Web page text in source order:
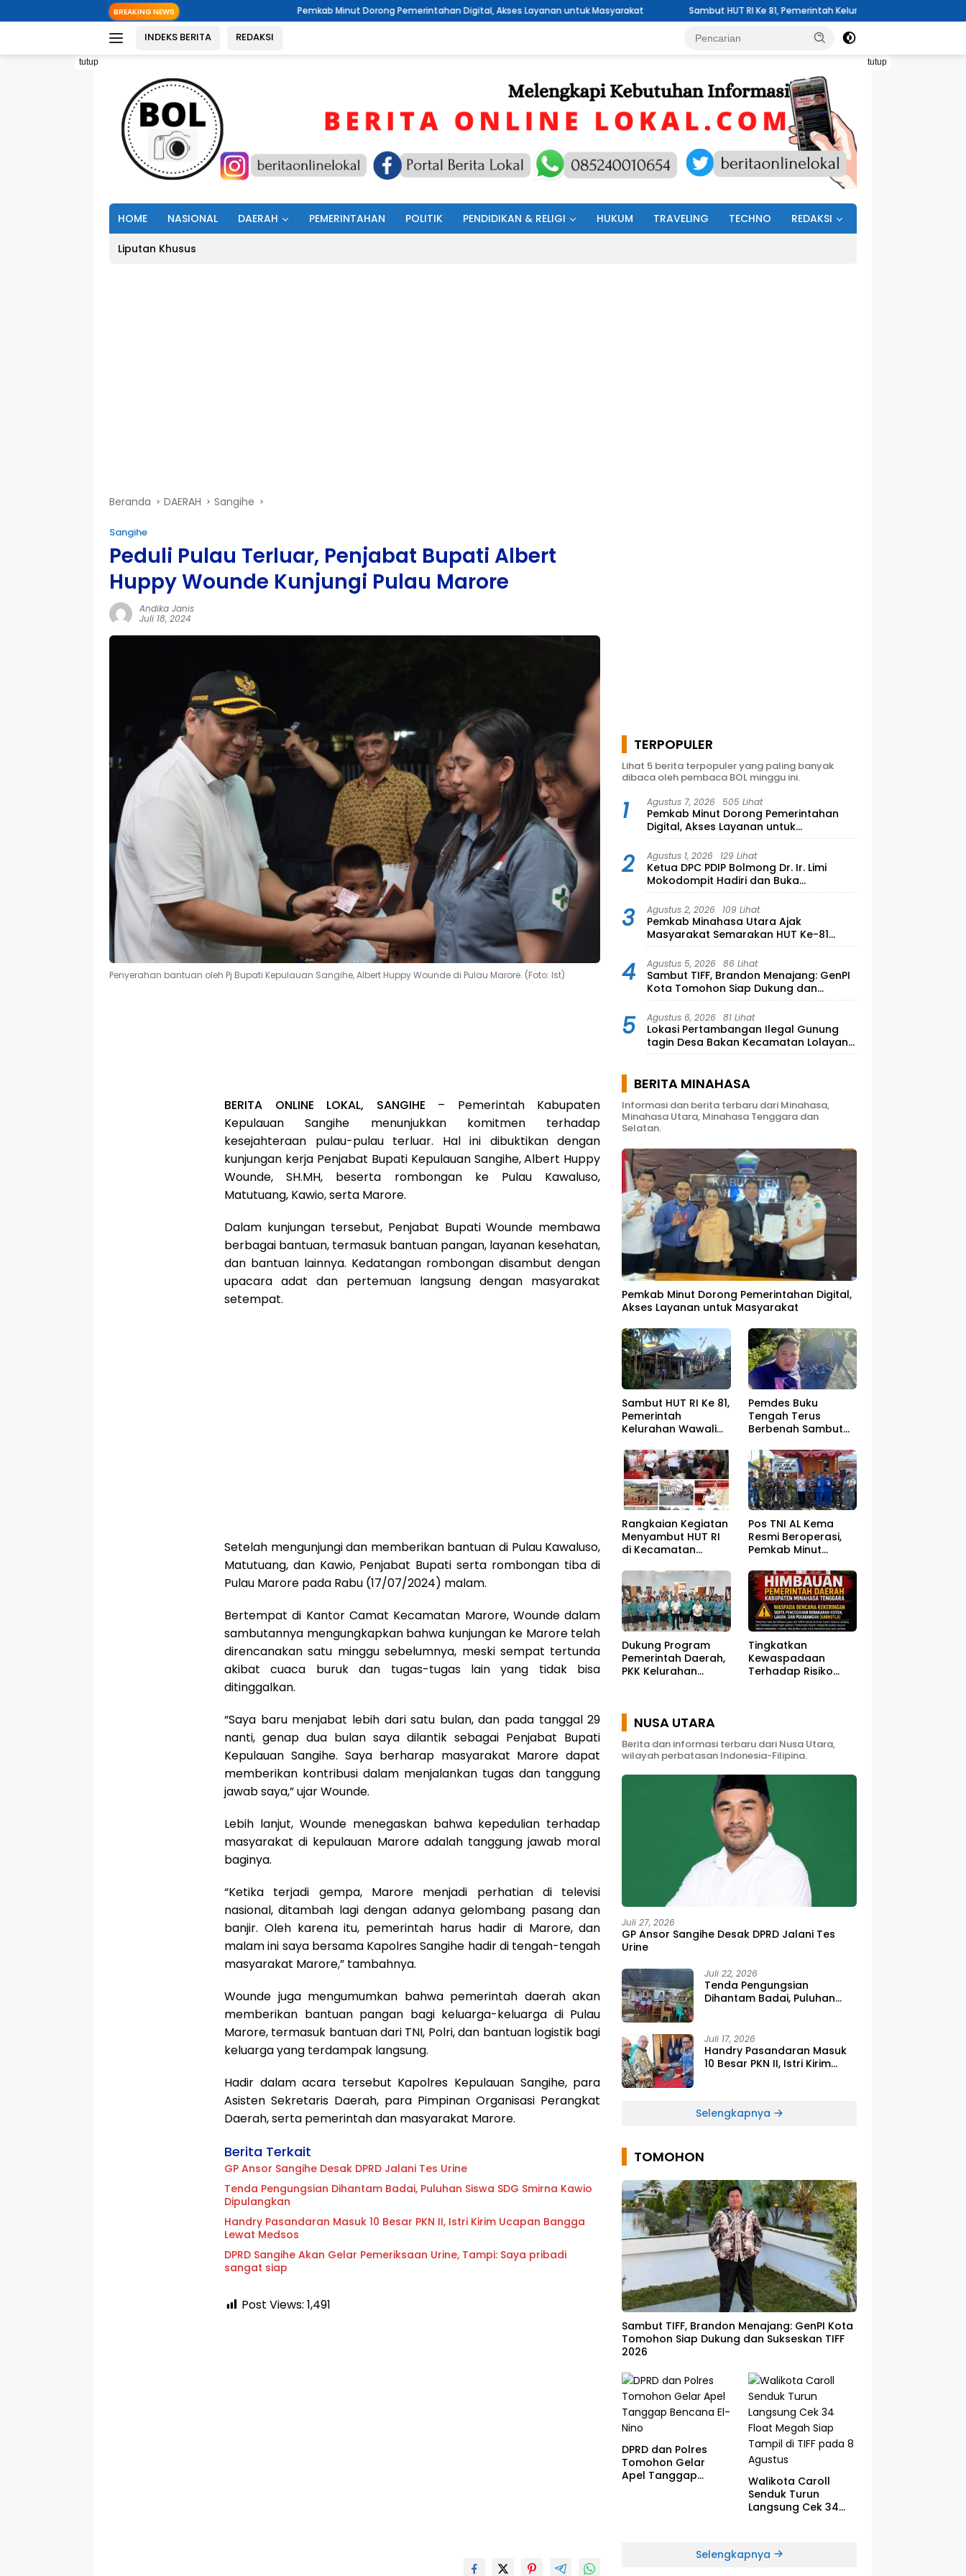
ke
BREAKING NEWS Pemkab Minut Dorong Pemerintahan Digital, Akses Layanan untuk Masyarakat Sambut HUT RI Ke 81, Pemerintah Kelurahan Wawali Mengelar Jumat Bersih
INDEKS BERITA REDAKSI
tutup tutup
HOME NASIONAL DAERAH PEMERINTAHAN POLITIK PENDIDIKAN & RELIGI HUKUM TRAVELING TECHNO REDAKSI
Liputan Khusus
Beranda DAERAH Sangihe
Sangihe
Peduli Pulau Terluar, Penjabat Bupati Albert
Huppy Wounde Kunjungi Pulau Marore
Andika Janis
Juli 18, 2024
Penyerahan bantuan oleh Pj Bupati Kepulauan Sangihe, Albert Huppy Wounde di Pulau Marore. (Foto: Ist)
BERITA ONLINE LOKAL, SANGIHE – Pemerintah Kabupaten
Kepulauan Sangihe menunjukkan komitmen terhadap
kesejahteraan pulau-pulau terluar. Hal ini dibuktikan dengan
kunjungan kerja Penjabat Bupati Kepulauan Sangihe, Albert Huppy
Wounde, SH.MH, beserta rombongan ke Pulau Kawaluso,
Matutuang, Kawio, serta Marore.
Dalam kunjungan tersebut, Penjabat Bupati Wounde membawa
berbagai bantuan, termasuk bantuan pangan, layanan kesehatan,
dan bantuan lainnya. Kedatangan rombongan disambut dengan
upacara adat dan pertemuan langsung dengan masyarakat
setempat.
Setelah mengunjungi dan memberikan bantuan di Pulau Kawaluso,
Matutuang, dan Kawio, Penjabat Bupati serta rombongan tiba di
Pulau Marore pada Rabu (17/07/2024) malam.
Bertempat di Kantor Camat Kecamatan Marore, Wounde dalam
sambutannya mengungkapkan bahwa kunjungan ke Marore telah
direncanakan satu minggu sebelumnya, meski sempat tertunda
akibat cuaca buruk dan tugas-tugas lain yang tidak bisa
ditinggalkan.
“Saya baru menjabat lebih dari satu bulan, dan pada tanggal 29
nanti, genap dua bulan saya dilantik sebagai Penjabat Bupati
Kepulauan Sangihe. Saya berharap masyarakat Marore dapat
memberikan kontribusi dalam menjalankan tugas dan tanggung
jawab saya,” ujar Wounde.
Lebih lanjut, Wounde menegaskan bahwa kepedulian terhadap
masyarakat di kepulauan Marore adalah tanggung jawab moral
baginya.
“Ketika terjadi gempa, Marore menjadi perhatian di televisi
nasional, ditambah lagi dengan adanya gelombang pasang dan
banjir. Oleh karena itu, pemerintah harus hadir di Marore, dan
malam ini saya bersama Kapolres Sangihe hadir di tengah-tengah
masyarakat Marore,” tambahnya.
Wounde juga mengumumkan bahwa pemerintah daerah akan
memberikan bantuan pangan bagi keluarga-keluarga di Pulau
Marore, termasuk bantuan dari TNI, Polri, dan bantuan logistik bagi
keluarga yang terdampak langsung.
Hadir dalam acara tersebut Kapolres Kepulauan Sangihe, para
Asisten Sekretaris Daerah, para Pimpinan Organisasi Perangkat
Daerah, serta pemerintah dan masyarakat Marore.
Berita Terkait
GP Ansor Sangihe Desak DPRD Jalani Tes Urine
Tenda Pengungsian Dihantam Badai, Puluhan Siswa SDG Smirna Kawio
Dipulangkan
Handry Pasandaran Masuk 10 Besar PKN II, Istri Kirim Ucapan Bangga
Lewat Medsos
DPRD Sangihe Akan Gelar Pemeriksaan Urine, Tampi: Saya pribadi
sangat siap
Post Views: 1,491
TERPOPULER
Lihat 5 berita terpopuler yang paling banyak
dibaca oleh pembaca BOL minggu ini.
1 Agustus 7, 2026 505 Lihat
Pemkab Minut Dorong Pemerintahan
Digital, Akses Layanan untuk
Masyarakat
2 Agustus 1, 2026 129 Lihat
Ketua DPC PDIP Bolmong Dr. Ir. Limi
Mokodompit Hadiri dan Buka
Musyawarah Ranting Se-Kecamatan
Lolayan
3 Agustus 2, 2026 109 Lihat
Pemkab Minahasa Utara Ajak
Masyarakat Semarakan HUT Ke-81
Kemerdekaan RI
4 Agustus 5, 2026 86 Lihat
Sambut TIFF, Brandon Menajang: ​GenPI
Kota Tomohon Siap Dukung dan
Sukseskan TIFF 2026
5 Agustus 6, 2026 81 Lihat
Lokasi Pertambangan Ilegal Gunung
tagin Desa Bakan Kecamatan Lolayan
Kabupaten Bolaang Mongondow di
TIPEDTER MABES POLRI
BERITA MINAHASA
Informasi dan berita terbaru dari Minahasa,
Minahasa Utara, Minahasa Tenggara dan
Selatan.
Pemkab Minut Dorong Pemerintahan Digital,
Akses Layanan untuk Masyarakat
Sambut HUT RI Ke 81,
Pemerintah
Kelurahan Wawali
Bersih
Pemdes Buku
Tengah Terus
Berbenah Sambut
Rangkaian Kegiatan
Menyambut HUT RI
di Kecamatan
Buka
Pos TNI AL Kema
Resmi Beroperasi,
Pemkab Minut
Perlindungan
Nelayan Meningkat
Dukung Program
Pemerintah Daerah,
PKK Kelurahan
Pemberdayaan
Masyarakat
Tingkatkan
Kewaspadaan
Terhadap Risiko
NUSA UTARA
Berita dan informasi terbaru dari Nusa Utara,
wilayah perbatasan Indonesia-Filipina.
Juli 27, 2026
GP Ansor Sangihe Desak DPRD Jalani Tes
Urine
Juli 22, 2026
Tenda Pengungsian
Dihantam Badai, Puluhan
Juli 17, 2026
Handry Pasandaran Masuk
10 Besar PKN II, Istri Kirim
Selengkapnya
TOMOHON
Sambut TIFF, Brandon Menajang: ​GenPI Kota
Tomohon Siap Dukung dan Sukseskan TIFF
2026
DPRD dan Polres
Tomohon Gelar
Apel Tanggap
Walikota Caroll
Senduk Turun
Langsung Cek 34
Selengkapnya